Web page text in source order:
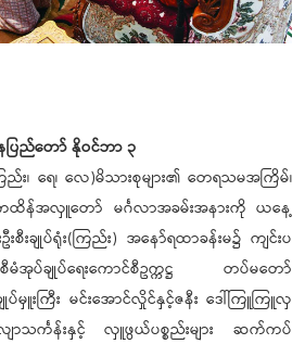
ပြည်တော် နိုဝင်ဘာ ၃
ည်း၊ ရေ၊ လေ)မိသားစုများ၏ တေရသမအကြိမ်၊
ထိန်အလှူတော် မင်္ဂလာအခမ်းအနားကို ယနေ့
းချုပ်ရုံး(ကြည်း) အနော်ရထာခန်းမ၌ ကျင်းပ
ပ်ချုပ်ရေးကောင်စီဥက္ကဋ္ဌ တပ်မတော်
ပ်မှူးကြီး မင်းအောင်လှိုင်နှင့်ဇနီး ဒေါ်ကြူကြူလှ
င်္ကန်းနှင့် လှူဖွယ်ပစ္စည်းများ ဆက်ကပ်